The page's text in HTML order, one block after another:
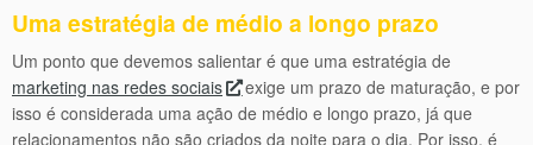
Uma estratégia de médio a longo prazo
Um ponto que devemos salientar é que uma estratégia de
marketing nas redes sociais
exige um prazo de maturação, e por
isso é considerada uma ação de médio e longo prazo, já que
relacionamentos não são criados da noite para o dia. Por isso, é